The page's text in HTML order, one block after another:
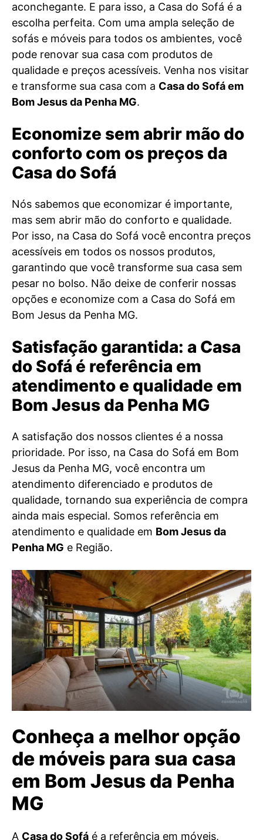
aconchegante. E para isso, a Casa do Sofá é a
escolha perfeita. Com uma ampla seleção de
sofás e móveis para todos os ambientes, você
pode renovar sua casa com produtos de
qualidade e preços acessíveis. Venha nos visitar
e transforme sua casa com a Casa do Sofá em
Bom Jesus da Penha MG.
Economize sem abrir mão do
conforto com os preços da
Casa do Sofá
Nós sabemos que economizar é importante,
mas sem abrir mão do conforto e qualidade.
Por isso, na Casa do Sofá você encontra preços
acessíveis em todos os nossos produtos,
garantindo que você transforme sua casa sem
pesar no bolso. Não deixe de conferir nossas
opções e economize com a Casa do Sofá em
Bom Jesus da Penha MG.
Satisfação garantida: a Casa
do Sofá é referência em
atendimento e qualidade em
Bom Jesus da Penha MG
A satisfação dos nossos clientes é a nossa
prioridade. Por isso, na Casa do Sofá em Bom
Jesus da Penha MG, você encontra um
atendimento diferenciado e produtos de
qualidade, tornando sua experiência de compra
ainda mais especial. Somos referência em
atendimento e qualidade em Bom Jesus da
Penha MG e Região.
Conheça a melhor opção
de móveis para sua casa
em Bom Jesus da Penha
MG
A Casa do Sofá é a referência em móveis,